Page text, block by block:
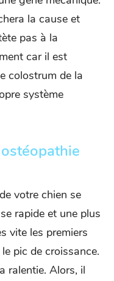
la cause et
pas à la
car il est
colostrum de la
système
votre chien se
rapide et une plus
vite les premiers
pic de croissance.
ralentie. Alors, il